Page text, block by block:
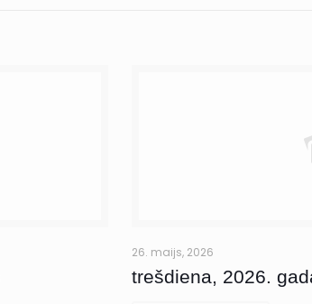
26. maijs, 2026
trešdiena, 2026.